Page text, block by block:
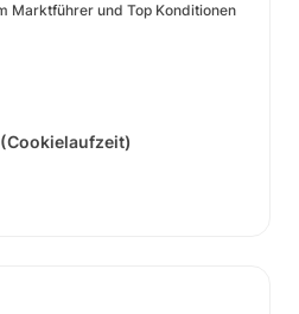
Marktführer und Top Konditionen